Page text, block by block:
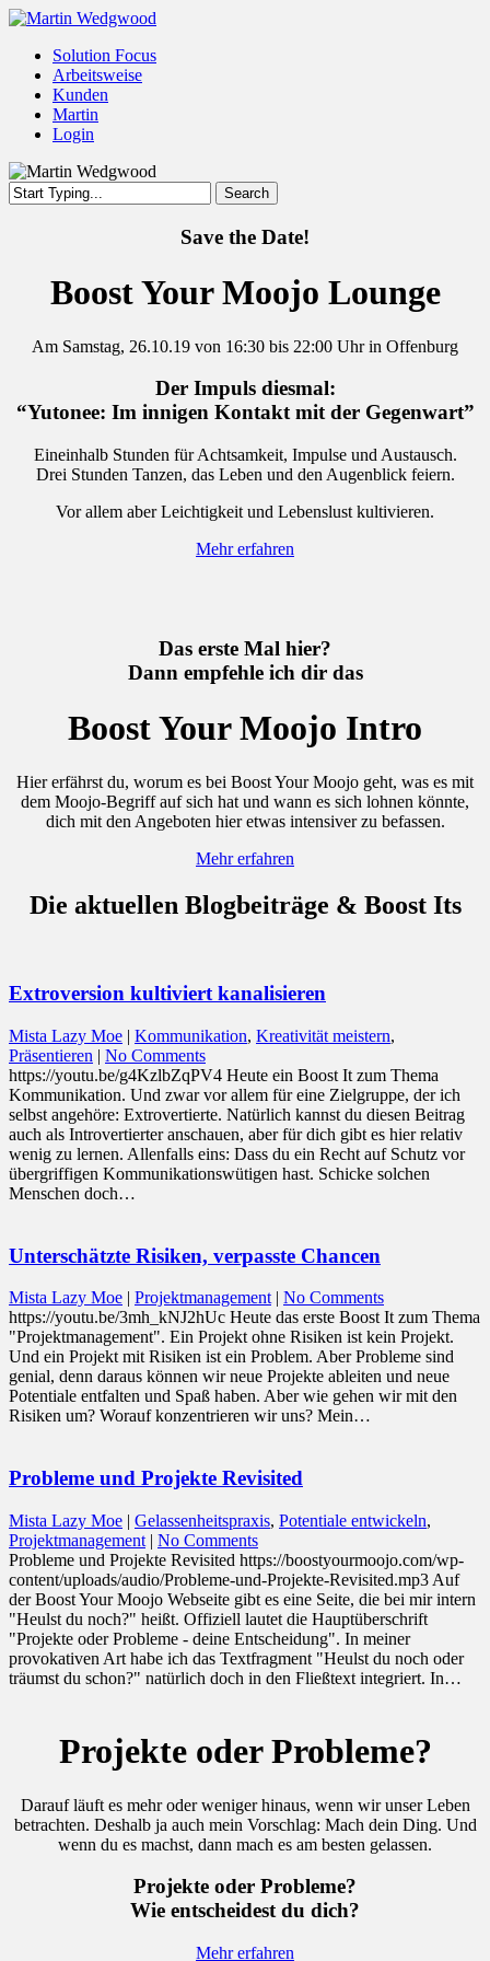
Skip
main
content
Menu
Solution Focus
Arbeitsweise
Kunden
Martin
Login
Search
Save the Date!
Boost Your Moojo Lounge
Am Samstag, 26.10.19 von 16:30 bis 22:00 Uhr in Offenburg
Der Impuls diesmal:
“Yutonee: Im innigen Kontakt mit der Gegenwart”
Eineinhalb Stunden für Achtsamkeit, Impulse und Austausch.
Drei Stunden Tanzen, das Leben und den Augenblick feiern.
Vor allem aber Leichtigkeit und Lebenslust kultivieren.
Mehr erfahren
Das erste Mal hier?
Dann empfehle ich dir das
Boost Your Moojo Intro
Hier erfährst du, worum es bei Boost Your Moojo geht, was es mit
dem Moojo-Begriff auf sich hat und wann es sich lohnen könnte,
dich mit den Angeboten hier etwas intensiver zu befassen.
Mehr erfahren
Die aktuellen Blogbeiträge & Boost Its
Extroversion kultiviert kanalisieren
Mista Lazy Moe | Kommunikation, Kreativität meistern,
Präsentieren | No Comments
https://youtu.be/g4KzlbZqPV4 Heute ein Boost It zum Thema
Kommunikation. Und zwar vor allem für eine Zielgruppe, der ich
selbst angehöre: Extrovertierte. Natürlich kannst du diesen Beitrag
auch als Introvertierter anschauen, aber für dich gibt es hier relativ
wenig zu lernen. Allenfalls eins: Dass du ein Recht auf Schutz vor
übergriffigen Kommunikationswütigen hast. Schicke solchen
Menschen doch…
Unterschätzte Risiken, verpasste Chancen
Mista Lazy Moe | Projektmanagement | No Comments
https://youtu.be/3mh_kNJ2hUc Heute das erste Boost It zum Thema
"Projektmanagement". Ein Projekt ohne Risiken ist kein Projekt.
Und ein Projekt mit Risiken ist ein Problem. Aber Probleme sind
genial, denn daraus können wir neue Projekte ableiten und neue
Potentiale entfalten und Spaß haben. Aber wie gehen wir mit den
Risiken um? Worauf konzentrieren wir uns? Mein…
Probleme und Projekte Revisited
Mista Lazy Moe | Gelassenheitspraxis, Potentiale entwickeln,
Projektmanagement | No Comments
Probleme und Projekte Revisited https://boostyourmoojo.com/wp-
content/uploads/audio/Probleme-und-Projekte-Revisited.mp3 Auf
der Boost Your Moojo Webseite gibt es eine Seite, die bei mir intern
"Heulst du noch?" heißt. Offiziell lautet die Hauptüberschrift
"Projekte oder Probleme - deine Entscheidung". In meiner
provokativen Art habe ich das Textfragment "Heulst du noch oder
träumst du schon?" natürlich doch in den Fließtext integriert. In…
Projekte oder Probleme?
Darauf läuft es mehr oder weniger hinaus, wenn wir unser Leben
betrachten. Deshalb ja auch mein Vorschlag: Mach dein Ding. Und
wenn du es machst, dann mach es am besten gelassen.
Projekte oder Probleme?
Wie entscheidest du dich?
Mehr erfahren